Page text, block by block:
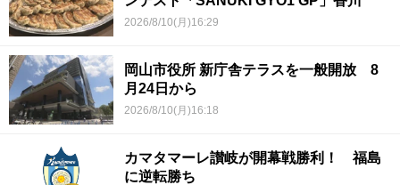
2026/8/10(月)16:29
岡山市役所 新庁舎テラスを一般開放 8
月24日から
2026/8/10(月)16:18
カマタマーレ讃岐が開幕戦勝利！ 福島
に逆転勝ち